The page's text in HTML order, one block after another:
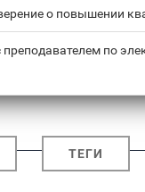
о повышении
по
ТЕГИ